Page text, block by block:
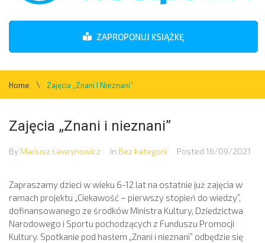
Wydarzenia
Kontakt
ZAPROPONUJ KSIĄŻKĘ
Home \ Zajęcia „Znani I Nieznani”
Zajęcia „Znani i nieznani”
By Mariusz Ławrynowicz In Bez kategorii Posted 16/09/2021
Zapraszamy dzieci w wieku 6-12 lat na ostatnie już zajęcia w
ramach projektu „Ciekawość – pierwszy stopień do wiedzy”,
dofinansowanego ze środków Ministra Kultury, Dziedzictwa
Narodowego i Sportu pochodzących z Funduszu Promocji
Kultury. Spotkanie pod hasłem „Znani i nieznani” odbędzie się